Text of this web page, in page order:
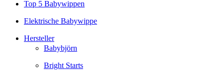
Top 5 Babywippen
Elektrische Babywippe
Hersteller
Babybjörn
Bright Starts